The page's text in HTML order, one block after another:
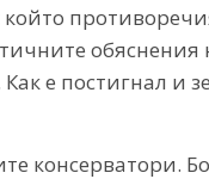
обяснения
е постигнал и
консерватори.